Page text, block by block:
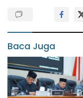
Baca Juga